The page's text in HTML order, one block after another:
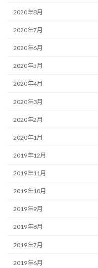
2020年8月
2020年7月
2020年6月
2020年5月
2020年4月
2020年3月
2020年2月
2020年1月
2019年12月
2019年11月
2019年10月
2019年9月
2019年8月
2019年7月
2019年6月